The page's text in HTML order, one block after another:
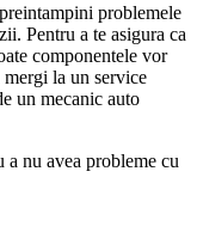
problemele
Pentru a te asigura ca
componentele vor
mergi la un service
un mecanic auto
a nu avea probleme cu